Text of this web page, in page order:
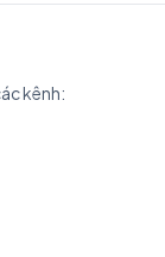
kênh: